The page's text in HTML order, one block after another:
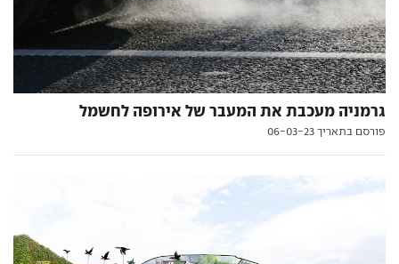
גרמניה מעכבת את המעבר של אירופה לחשמל
פורסם בתאריך 06-03-23